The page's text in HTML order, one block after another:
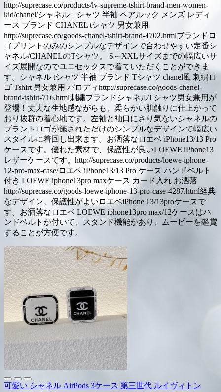
http://suprecase.co/products/lv-supreme-tshirt-brand-men-women-
kid/chanel/シャネル Tシャツ 半袖 ペアルック メンズ レディ
ース ブランド CHANEL tシャツ 男女兼用
http://suprecase.co/goods-chanel-tshirt-brand-4702.htmlブランドロ
ゴプリントのみのシンプルなデザインで合わせやすい定番シ
ャネル/CHANELのTシャツ。 S～XXLサイズまでの幅広いサ
イズ展開なのでユニセックスで着ていただくことができま
す。シャネル tシャツ 半袖 ブランド Tシャツ chanel風 刺繍ロ
ゴ Tshirt 男女兼用 パロディhttp://suprecase.co/goods-chanel-
brand-tshirt-716.html刺繍ブランドシャネルTシャツ男女兼用が
登場！丈夫な生地感ながらも、柔らかい肌触りに仕上がって
おり抜群の着心地です。左袖と袖口にさり気ないシャネルの
ブラントロゴが施されただけのシンプルなデザインで幅広い
スタイルに着回し出来ます。お洒落なロエベ iPhone13/13 Pro
ケースです。優れた素材で、保護性が良いLOEWE iPhone13
レザーケースです。http://suprecase.co/products/loewe-iphone-
12-pro-max-case/ロエベ iPhone13/13 Pro ケース ハンドベルト
付き LOEWE iphone13pro maxケース カード入れ お洒落
http://suprecase.co/goods-loewe-iphone-13-pro-case-4287.html経典
なデザイン、保護性がよいロエベiPhone 13/13proケースで
す。お洒落なロエベ LOEWE iphone13pro max/12ケースはハ
ンドベルトが付いて、スタンド機能があり、ムービーを鑑賞
することが方便です。
可愛い シャネル AirPods 3ケース 第三世代 ルイヴィトン